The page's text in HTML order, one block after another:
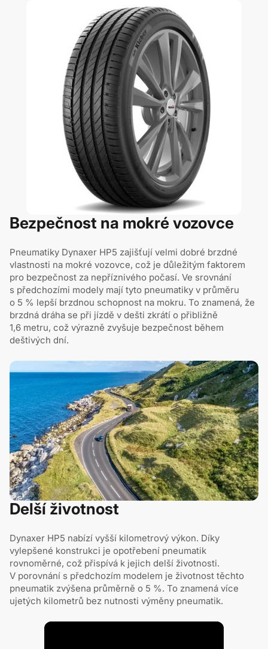
Bezpečnost na mokré vozovce
Pneumatiky Dynaxer HP5 zajišťují velmi dobré brzdné
vlastnosti na mokré vozovce, což je důležitým faktorem
pro bezpečnost za nepříznivého počasí. Ve srovnání
s předchozími modely mají tyto pneumatiky v průměru
o 5 % lepší brzdnou schopnost na mokru. To znamená, že
brzdná dráha se při jízdě v dešti zkrátí o přibližně
1,6 metru, což výrazně zvyšuje bezpečnost během
deštivých dní.
Delší životnost
Dynaxer HP5 nabízí vyšší kilometrový výkon. Díky
vylepšené konstrukci je opotřebení pneumatik
rovnoměrné, což přispívá k jejich delší životnosti.
V porovnání s předchozím modelem je životnost těchto
pneumatik zvýšena průměrně o 5 %. To znamená více
ujetých kilometrů bez nutnosti výměny pneumatik.